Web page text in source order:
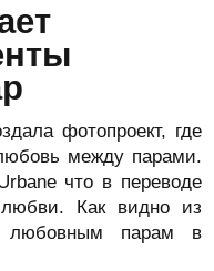
фотопроект, где
между парами.
что в переводе
любви. Как видно из
любовным парам в